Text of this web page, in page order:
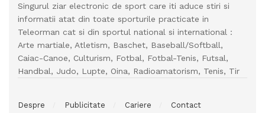
Singurul ziar electronic de sport care iti aduce stiri si
informatii atat din toate sporturile practicate in
Teleorman cat si din sportul national si international :
Arte martiale, Atletism, Baschet, Baseball/Softball,
Caiac-Canoe, Culturism, Fotbal, Fotbal-Tenis, Futsal,
Handbal, Judo, Lupte, Oina, Radioamatorism, Tenis, Tir
Despre Publicitate Cariere Contact